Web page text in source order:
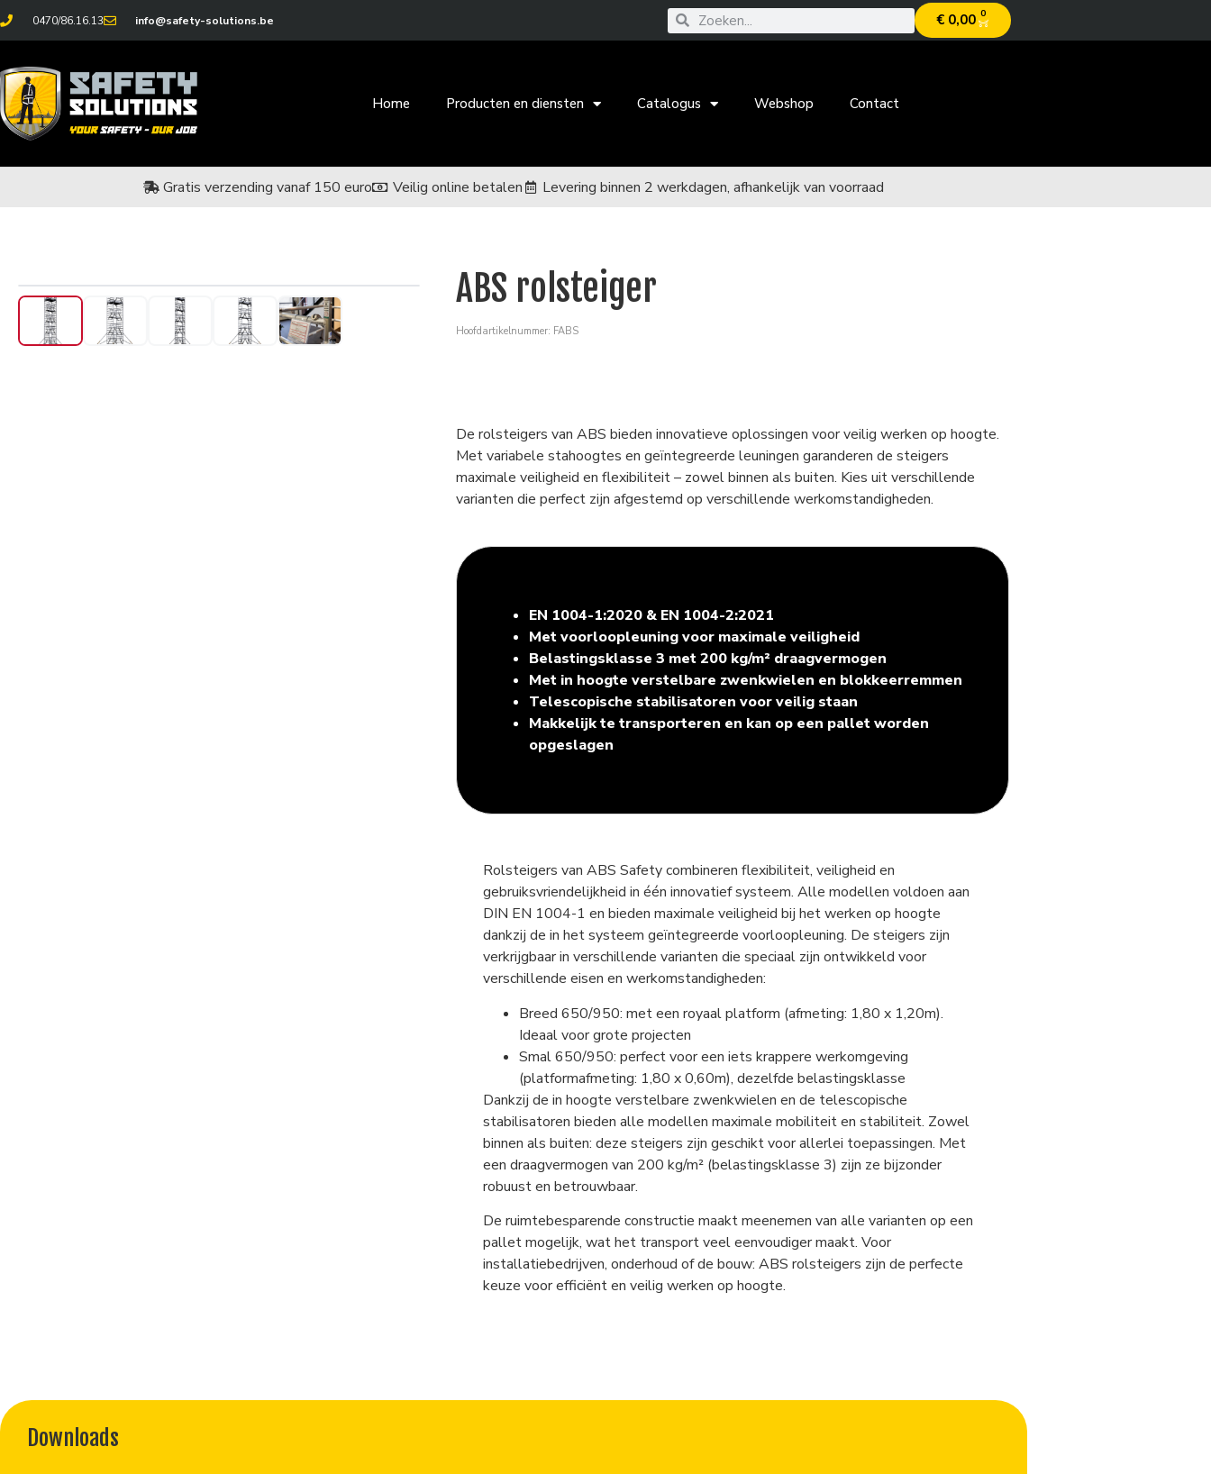
0470/86.16.13 info@safety-solutions.be €0,00 0
Home Producten en diensten Catalogus Webshop Contact
Gratis verzending vanaf 150 euro Veilig online betalen Levering binnen 2 werkdagen, afhankelijk van voorraad
‹ › ABS rolsteiger
Hoofdartikelnummer: FABS
De rolsteigers van ABS bieden innovatieve oplossingen voor veilig werken op hoogte.
Met variabele stahoogtes en geïntegreerde leuningen garanderen de steigers
maximale veiligheid en flexibiliteit – zowel binnen als buiten. Kies uit verschillende
varianten die perfect zijn afgestemd op verschillende werkomstandigheden.
EN 1004-1:2020 & EN 1004-2:2021
Met voorloopleuning voor maximale veiligheid
Belastingsklasse 3 met 200 kg/m² draagvermogen
Met in hoogte verstelbare zwenkwielen en blokkeerremmen
Telescopische stabilisatoren voor veilig staan
Makkelijk te transporteren en kan op een pallet worden
opgeslagen
Rolsteigers van ABS Safety combineren flexibiliteit, veiligheid en
gebruiksvriendelijkheid in één innovatief systeem. Alle modellen voldoen aan
DIN EN 1004-1 en bieden maximale veiligheid bij het werken op hoogte
dankzij de in het systeem geïntegreerde voorloopleuning. De steigers zijn
verkrijgbaar in verschillende varianten die speciaal zijn ontwikkeld voor
verschillende eisen en werkomstandigheden:
Breed 650/950: met een royaal platform (afmeting: 1,80 x 1,20m).
Ideaal voor grote projecten
Smal 650/950: perfect voor een iets krappere werkomgeving
(platformafmeting: 1,80 x 0,60m), dezelfde belastingsklasse
Dankzij de in hoogte verstelbare zwenkwielen en de telescopische
stabilisatoren bieden alle modellen maximale mobiliteit en stabiliteit. Zowel
binnen als buiten: deze steigers zijn geschikt voor allerlei toepassingen. Met
een draagvermogen van 200 kg/m² (belastingsklasse 3) zijn ze bijzonder
robuust en betrouwbaar.
De ruimtebesparende constructie maakt meenemen van alle varianten op een
pallet mogelijk, wat het transport veel eenvoudiger maakt. Voor
installatiebedrijven, onderhoud of de bouw: ABS rolsteigers zijn de perfecte
keuze voor efficiënt en veilig werken op hoogte.
Downloads